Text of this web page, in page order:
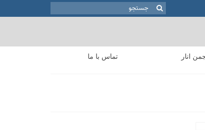
جستجو
انار تماس با ما